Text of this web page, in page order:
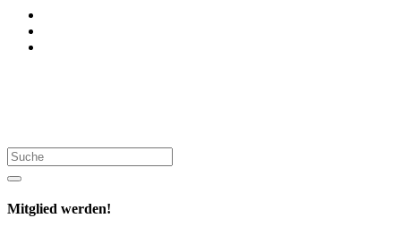
Suche
Mitglied werden!